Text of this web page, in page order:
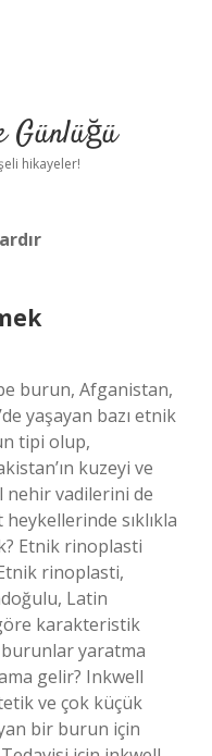
Günlüğü
hikayeler!
burun, Afganistan,
yaşayan bazı etnik
tipi olup,
kuzeyi ve
nehir vadilerini de
sıklıkla
Etnik rinoplasti
rinoplasti,
Latin
karakteristik
yaratma
gelir? Inkwell
ve çok küçük
bir burun için